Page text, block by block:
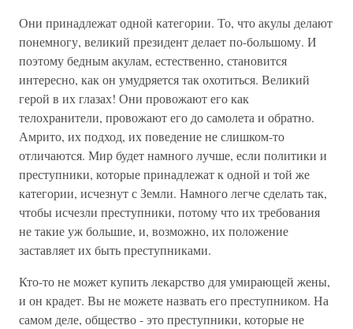
Они принадлежат одной категории. То, что акулы делают
понемногу, великий президент делает по-большому. И
поэтому бедным акулам, естественно, становится
интересно, как он умудряется так охотиться. Великий
герой в их глазах! Они провожают его как
телохранители, провожают его до самолета и обратно.
Амрито, их подход, их поведение не слишком-то
отличаются. Мир будет намного лучше, если политики и
преступники, которые принадлежат к одной и той же
категории, исчезнут с Земли. Намного легче сделать так,
чтобы исчезли преступники, потому что их требования
не такие уж большие, и, возможно, их положение
заставляет их быть преступниками.
Кто-то не может купить лекарство для умирающей жены,
и он крадет. Вы не можете назвать его преступником. На
самом деле, общество - это преступники, которые не